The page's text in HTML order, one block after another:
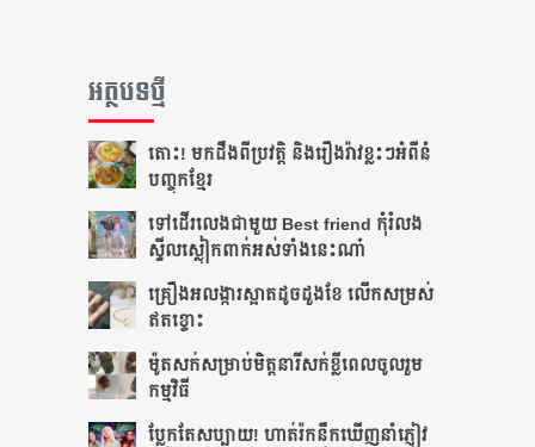
អត្ថបទថ្មី
តោះ! មកដឹងពីប្រវត្តិ និងរឿងរ៉ាវខ្លះៗអំពីនំ
បញ្ចុកខ្មែរ
ទៅដើរលេងជាមួយ Best friend កុំរំលង
ស្ទីលស្លៀកពាក់អស់ទាំងនេះណា៎
គ្រឿងអលង្ការស្អាតដូចដួងខែ លើកសម្រស់
ឥតខ្ចោះ
ម៉ូតសក់សម្រាប់មិត្តនារីសក់ខ្លីពេលចូលរួម
កម្មវិធី
ប្លែកតែសប្បាយ! ហាត់រ៉កនឹកឃើញនាំភ្ញៀវ